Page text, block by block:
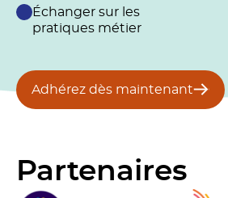
Échanger sur les
pratiques métier
Adhérez dès maintenant
Partenaires